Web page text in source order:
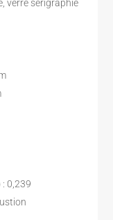
verre sérigraphié
: 0,239